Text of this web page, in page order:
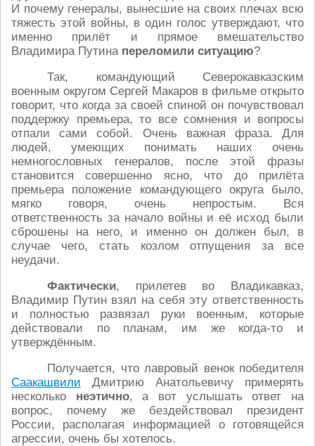
И почему генералы, вынесшие на своих плечах всю
тяжесть этой войны, в один голос утверждают, что
именно прилёт и прямое вмешательство
Владимира Путина переломили ситуацию?
Так, командующий Северокавказским
военным округом Сергей Макаров в фильме открыто
говорит, что когда за своей спиной он почувствовал
поддержку премьера, то все сомнения и вопросы
отпали сами собой. Очень важная фраза. Для
людей, умеющих понимать наших очень
немногословных генералов, после этой фразы
становится совершенно ясно, что до прилёта
премьера положение командующего округа было,
мягко говоря, очень непростым. Вся
ответственность за начало войны и её исход были
сброшены на него, и именно он должен был, в
случае чего, стать козлом отпущения за все
неудачи.
Фактически, прилетев во Владикавказ,
Владимир Путин взял на себя эту ответственность
и полностью развязал руки военным, которые
действовали по планам, им же когда-то и
утверждённым.
Получается, что лавровый венок победителя
Саакашвили Дмитрию Анатольевичу примерять
несколько неэтично, а вот услышать ответ на
вопрос, почему же бездействовал президент
России, располагая информацией о готовящейся
агрессии, очень бы хотелось.